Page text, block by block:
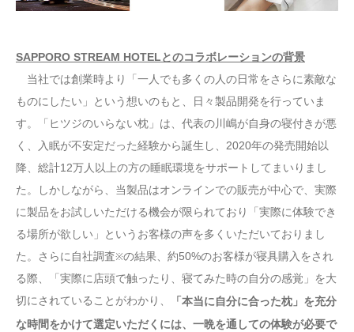
SAPPORO STREAM HOTELとのコラボレーションの背景
当社では創業時より「一人でも多くの人の日常をさらに素敵な
ものにしたい」という想いのもと、日々製品開発を行っていま
す。「ヒツジのいらない枕」は、代表の川嶋が自身の寝付きが悪
く、入眠が不安定だった経験から誕生し、2020年の発売開始以
降、総計12万人以上の方の睡眠環境をサポートしてまいりまし
た。しかしながら、当製品はオンラインでの販売が中心で、実際
に製品をお試しいただける機会が限られており「実際に体験でき
る場所が欲しい」というお客様の声を多くいただいておりまし
た。さらに自社調査※の結果、約50%のお客様が寝具購入をされ
る際、「実際に店頭で触ったり、寝てみた時の自分の感覚」を大
切にされていることがわかり、
「本当に自分に合った枕」を充分
な時間をかけて選定いただくには、一晩を通しての体験が必要で